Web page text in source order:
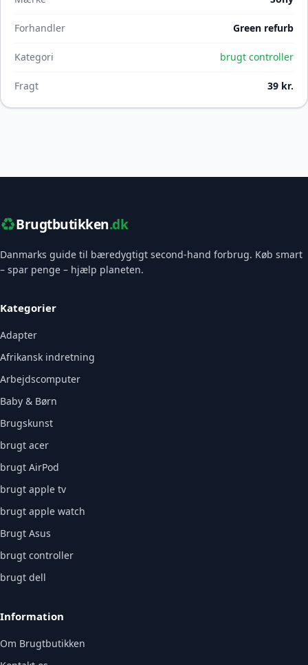
Forhandler Green refurb
Kategori brugt controller
Fragt 39 kr.
♻️Brugtbutikken.dk
Danmarks guide til bæredygtigt second-hand forbrug. Køb smart
– spar penge – hjælp planeten.
Kategorier
Adapter
Afrikansk indretning
Arbejdscomputer
Baby & Børn
Brugskunst
brugt acer
brugt AirPod
brugt apple tv
brugt apple watch
Brugt Asus
brugt controller
brugt dell
Information
Om Brugtbutikken